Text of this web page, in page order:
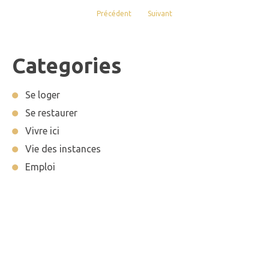
Précédent Suivant
Categories
Se loger
Se restaurer
Vivre ici
Vie des instances
Emploi